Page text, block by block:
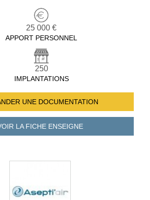
25 000 €
APPORT PERSONNEL
250
IMPLANTATIONS
UNE DOCUMENTATION
LA FICHEENSEIGNE